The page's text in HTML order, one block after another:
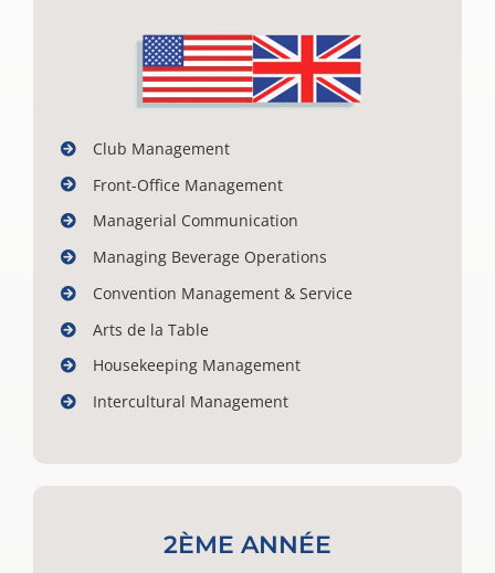
Club Management
Front-Office Management
Managerial Communication
Managing Beverage Operations
Convention Management & Service
Arts de la Table
Housekeeping Management
Intercultural Management
2ÈME ANNÉE